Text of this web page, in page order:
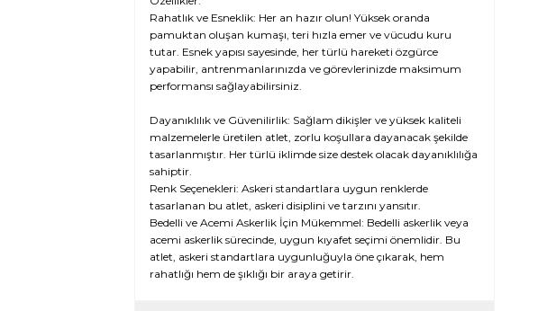
Rahatlık ve Esneklik: Her an hazır olun! Yüksek oranda
pamuktan oluşan kumaşı, teri hızla emer ve vücudu kuru
tutar. Esnek yapısı sayesinde, her türlü hareketi özgürce
yapabilir, antrenmanlarınızda ve görevlerinizde maksimum
performansı sağlayabilirsiniz.
Dayanıklılık ve Güvenilirlik: Sağlam dikişler ve yüksek kaliteli
malzemelerle üretilen atlet, zorlu koşullara dayanacak şekilde
tasarlanmıştır. Her türlü iklimde size destek olacak dayanıklılığa
sahiptir.
Renk Seçenekleri: Askeri standartlara uygun renklerde
tasarlanan bu atlet, askeri disiplini ve tarzını yansıtır.
Bedelli ve Acemi Askerlik İçin Mükemmel: Bedelli askerlik veya
acemi askerlik sürecinde, uygun kıyafet seçimi önemlidir. Bu
atlet, askeri standartlara uygunluğuyla öne çıkarak, hem
rahatlığı hem de şıklığı bir araya getirir.